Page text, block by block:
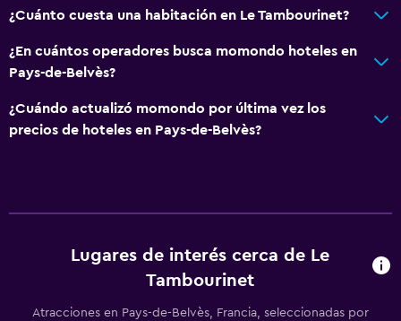
¿Cuánto cuesta una habitación en Le Tambourinet?
¿En cuántos operadores busca momondo hoteles en
Pays-de-Belvès?
¿Cuándo actualizó momondo por última vez los
precios de hoteles en Pays-de-Belvès?
Lugares de interés cerca de Le
Tambourinet
Atracciones en Pays-de-Belvès, Francia, seleccionadas por